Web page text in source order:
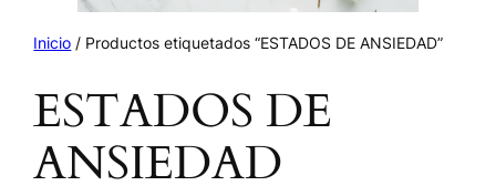
Inicio / Productos etiquetados “ESTADOS DE ANSIEDAD”
ESTADOS DE
ANSIEDAD